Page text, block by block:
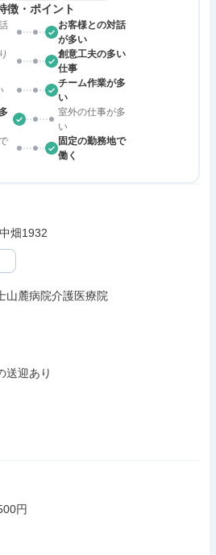
徴・ポイント
お客様との対話
が多い
創意工夫の多い
仕事
チーム作業が多
い
室外の仕事が多
い
固定の勤務地で
働く
畑1932
山麓病院介護医療院
送迎あり
円